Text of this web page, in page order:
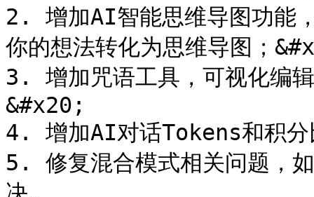
2. 增加AI智能思维导图功能
你的想法转化为思维导图；
3. 增加咒语工具，可视化编
&#x20;
4. 增加AI对话Tokens和积分
5. 修复混合模式相关问题，